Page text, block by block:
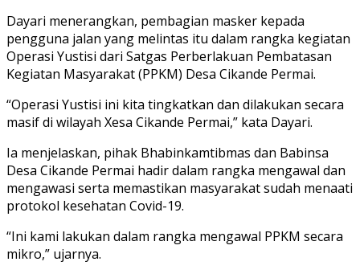
Dayari menerangkan, pembagian masker kepada
pengguna jalan yang melintas itu dalam rangka kegiatan
Operasi Yustisi dari Satgas Perberlakuan Pembatasan
Kegiatan Masyarakat (PPKM) Desa Cikande Permai.
“Operasi Yustisi ini kita tingkatkan dan dilakukan secara
masif di wilayah Xesa Cikande Permai,” kata Dayari.
Ia menjelaskan, pihak Bhabinkamtibmas dan Babinsa
Desa Cikande Permai hadir dalam rangka mengawal dan
mengawasi serta memastikan masyarakat sudah menaati
protokol kesehatan Covid-19.
“Ini kami lakukan dalam rangka mengawal PPKM secara
mikro,” ujarnya.